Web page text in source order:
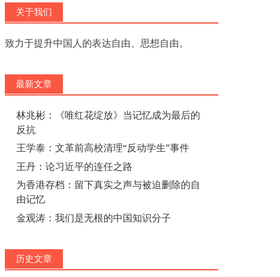
关于我们
致力于提升中国人的表达自由、思想自由。
最新文章
林兆彬：《唯红花绽放》当记忆成为最后的
反抗
王学泰：文革前高校清理“反动学生”事件
王丹：论习近平的连任之路
为香港存档：留下真实之声与被迫删除的自
由记忆
金观涛：我们是无根的中国知识分子
历史文章